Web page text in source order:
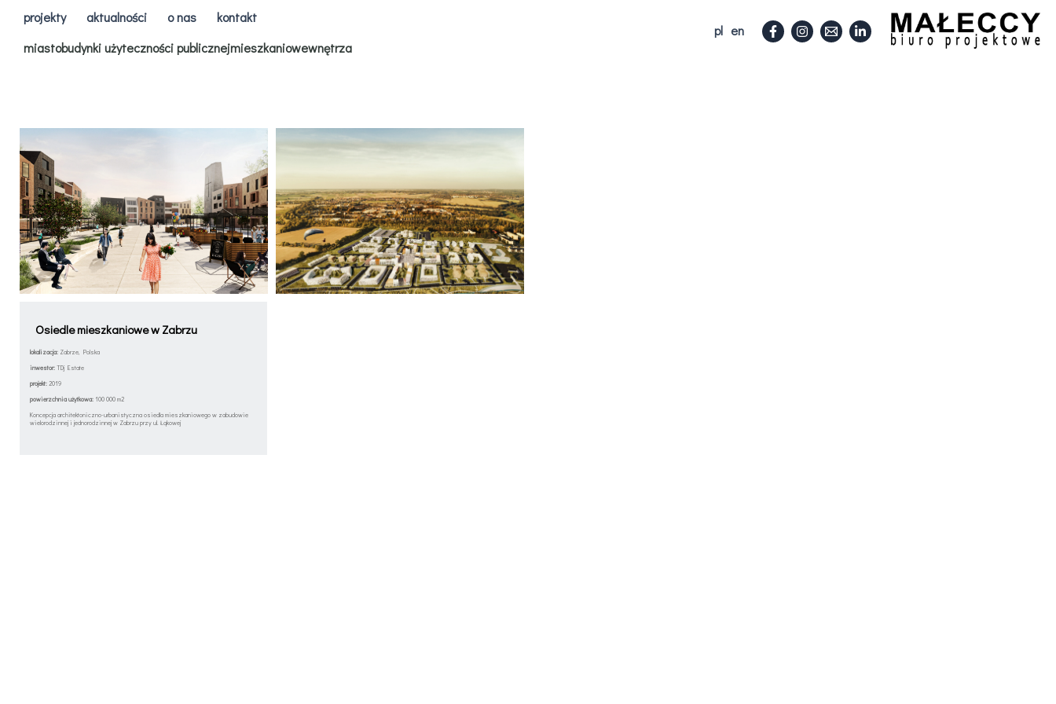
projekty aktualności o nas
kontakt
miastobudynki użyteczności publicznejmieszkaniowewnętrza
pl en
Osiedle mieszkaniowe w Zabrzu
lokalizacja:Zabrze, Polska
inwestor:TDj Estate
projekt:2019
powierzchnia użytkowa: 100 000 m2
Koncepcja architektoniczno-urbanistyczna osiedla mieszkaniowego w zabudowie
wielorodzinnej i jednorodzinnej w Zabrzu przy ul. Łąkowej